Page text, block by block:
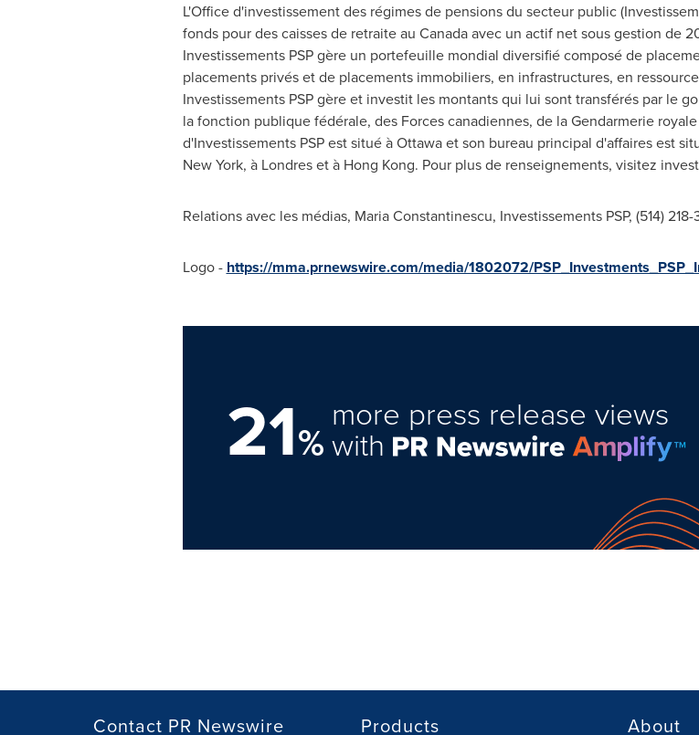
L'Office d'investissement des régimes de pensions du secteur public
fonds pour des caisses de retraite au Canadaavec un actif net sous gestion de
Investissements PSP gère un portefeuille mondial diversifié composé de
placements privés et de placements immobiliers, en infrastructures, en
Investissements PSP gère et investit les montants qui lui sont transférés par le
la fonction publique fédérale, des Forces canadiennes, de la Gendarmerie
d'Investissements PSP est situé à Ottawa et son bureau principal d'affaires est
New York, à Londres et à Hong Kong. Pour plus de renseignements, visitez
Relations avec les médias, Maria Constantinescu, Investissements PSP, (514)
Logo - https://mma.prnewswire.com/media/1802072/
21%
more press release views
with
Contact PR Newswire Products About